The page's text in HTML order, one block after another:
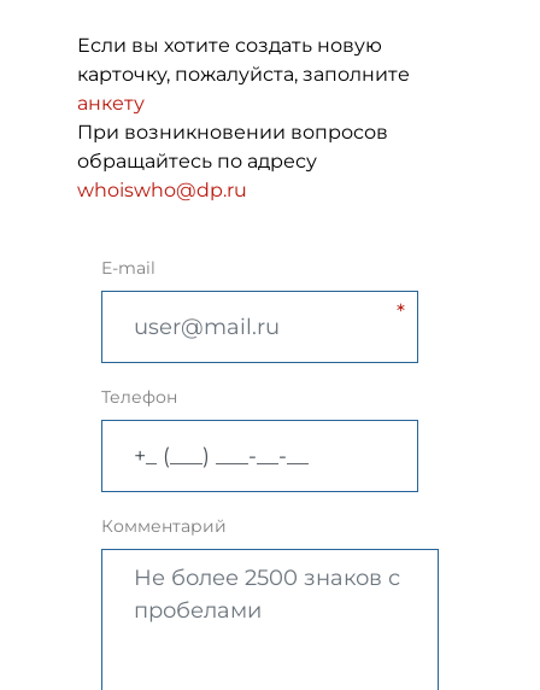
Если вы хотите создать новую
карточку, пожалуйста, заполните
анкету
При возникновении вопросов
обращайтесь по адресу
whoiswho@dp.ru
E-mail
Телефон
Комментарий